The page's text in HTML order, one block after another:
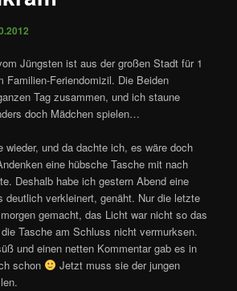
Jüngsten ist aus der großen Stadt für 1
Familien-Feriendomizil. Die Beiden
Tag zusammen, und ich staune
doch Mädchen spielen…
wieder, und da dachte ich, es wäre doch
eine hübsche Tasche mit nach
Deshalb habe ich gestern Abend eine
deutlich verkleinert, genäht. Nur die letzte
gemacht, das Licht war nicht so das
Tasche am Schluss nicht vermurksen.
und einen netten Kommentar gab es in
schon
Jetzt muss sie der jungen